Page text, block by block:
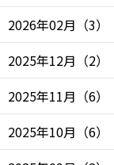
2026年02月 （3）
2025年12月 （2）
2025年11月 （6）
2025年10月 （6）